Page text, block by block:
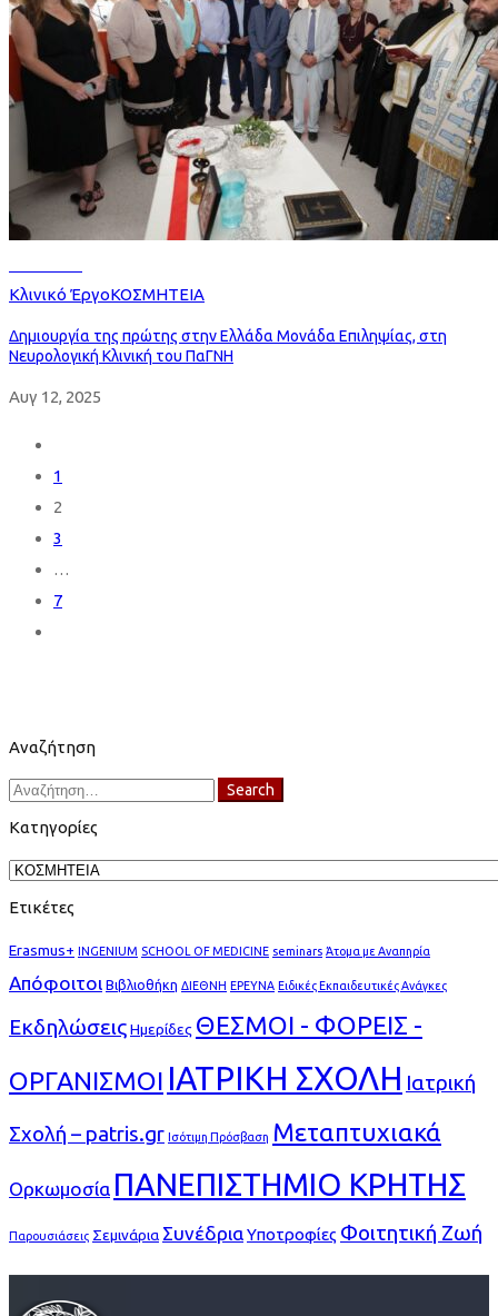
Κλινικό ΈργοΚΟΣΜΗΤΕΙΑ
Δημιουργία της πρώτης στην Ελλάδα Μονάδα Επιληψίας, στη
Νευρολογική Κλινική του ΠαΓΝΗ
Αυγ 12, 2025
1
2
3
…
7
Αναζήτηση
Search
for:
Search
Κατηγορίες
Κατηγορίες
Ετικέτες
Erasmus+ INGENIUM SCHOOL OF MEDICINE seminars Άτομα με Αναπηρία
Απόφοιτοι Βιβλιοθήκη ΔΙΕΘΝΗ ΕΡΕΥΝΑ Ειδικές Εκπαιδευτικές Ανάγκες
ΕκδηλώσειςΗμερίδες ΘΕΣΜΟΙ - ΦΟΡΕΙΣ -
ΟΡΓΑΝΙΣΜΟΙ ΙΑΤΡΙΚΗ ΣΧΟΛΗ Ιατρική
Σχολή – patris.gr Ισότιμη Πρόσβαση Μεταπτυχιακά
Ορκωμοσία ΠΑΝΕΠΙΣΤΗΜΙΟ ΚΡΗΤΗΣ
Παρουσιάσεις Σεμινάρια Συνέδρια Υποτροφίες Φοιτητική Ζωή